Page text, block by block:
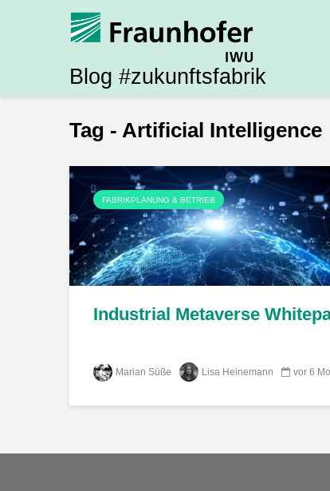
Blog #zukunftsfabrik
Tag - Artificial Intelligence
FABRIKPLANUNG & BETRIEB
Industrial Metaverse
Marian Süße Lisa Heinemann vor 6